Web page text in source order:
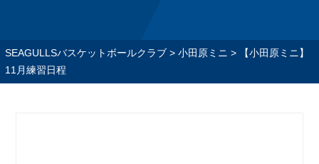
SEAGULLSバスケットボールクラブ> 小田原ミニ >
【小田原ミニ】
11月練習日程